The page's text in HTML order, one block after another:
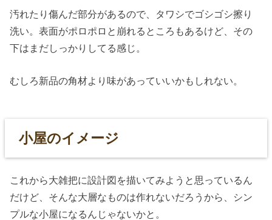
汚れたり傷んだ部分があるので、タワシでゴシゴシ擦り
洗い。表面がポロポロと崩れるところもあるけど、その
下はまだしっかりしてる感じ。
むしろ新品の角材より味があっていいかもしれない。
小屋のイメージ
これから大雑把に設計図を描いてみようと思っているん
だけど、そんな大層なものは作れないだろうから、シン
プルな小屋になるんじゃないかと。